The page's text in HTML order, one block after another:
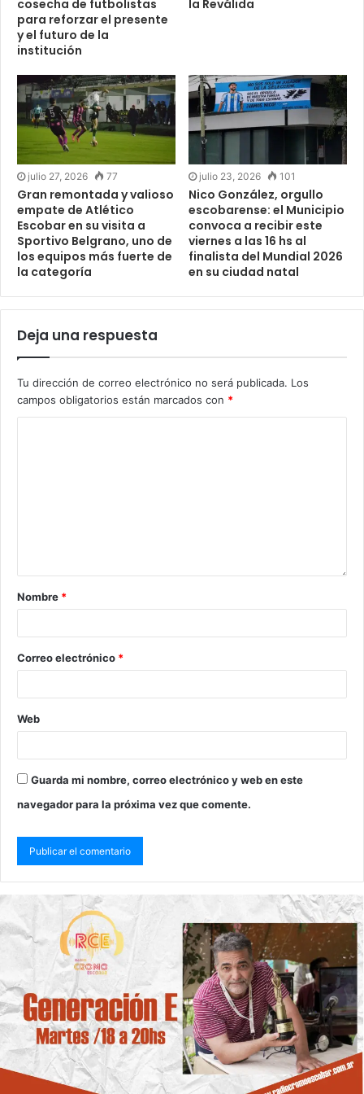
cosecha de futbolistas
para reforzar el presente
y el futuro de la
institución
la Reválida
julio 27, 2026 77
Gran remontada y valioso
empate de Atlético
Escobar en su visita a
Sportivo Belgrano, uno de
los equipos más fuerte de
la categoría
julio 23, 2026 101
Nico González, orgullo
escobarense: el Municipio
convoca a recibir este
viernes a las 16 hs al
finalista del Mundial 2026
en su ciudad natal
Deja una respuesta
Tu dirección de correo electrónico no será publicada. Los
campos obligatorios están marcados con *
Nombre *
Correo electrónico *
Web
Guarda mi nombre, correo electrónico y web en este
navegador para la próxima vez que comente.